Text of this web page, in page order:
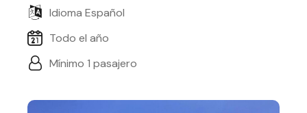
Idioma Español
Todo el año
Mínimo 1 pasajero